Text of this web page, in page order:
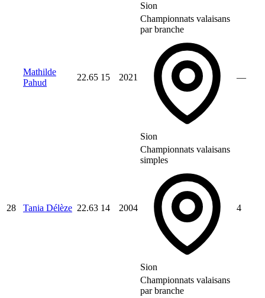
Sion
Mathilde
Pahud
22.65 15 2021
Championnats valaisans
par branche
Sion
—
28 Tania Délèze 22.63 14 2004
Championnats valaisans
simples
Sion
4
Championnats valaisans
par branche